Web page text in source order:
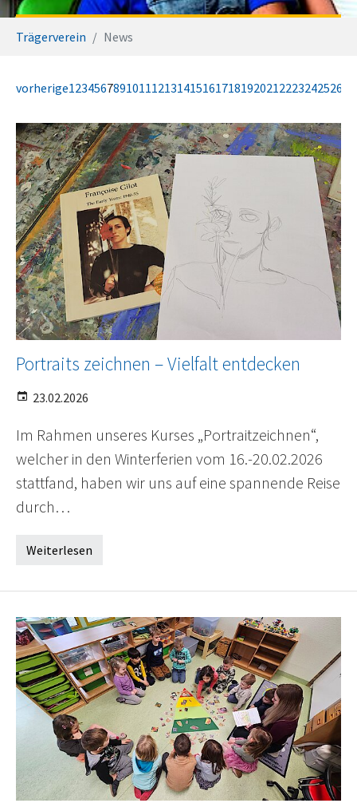
Trägerverein News
vorherige1234567891011121314151617181920212223242526
Portraits zeichnen – Vielfalt entdecken
23.02.2026
Im Rahmen unseres Kurses „Portraitzeichnen“,
welcher in den Winterferien vom 16.-20.02.2026
stattfand, haben wir uns auf eine spannende Reise
durch…
Weiterlesen